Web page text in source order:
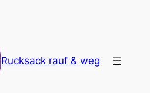
Rucksack rauf & weg